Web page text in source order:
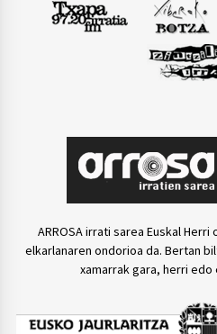
ARROSA irrati sarea Euskal
elkarlanaren ondorioa da. Bertan
xamarrak gara, herri edo